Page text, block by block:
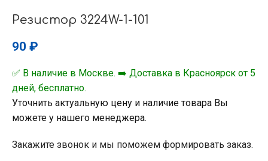
Резистор 3224W-1-101
90 ₽
✅ В наличие в Москве. ➡️ Доставка в Красноярск от 5
дней, бесплатно.
Уточнить актуальную цену и наличие товара Вы
можете у нашего менеджера.
Закажите звонок и мы поможем формировать заказ.